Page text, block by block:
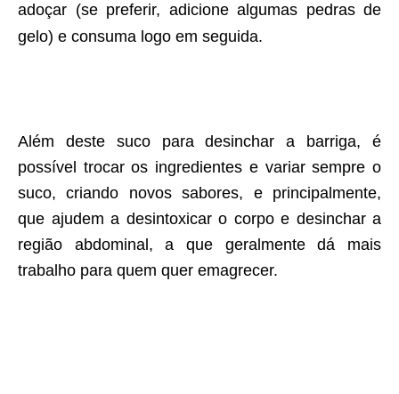
adoçar (se preferir, adicione algumas pedras de
gelo) e consuma logo em seguida.
Além deste suco para desinchar a barriga, é
possível trocar os ingredientes e variar sempre o
suco, criando novos sabores, e principalmente,
que ajudem a desintoxicar o corpo e desinchar a
região abdominal, a que geralmente dá mais
trabalho para quem quer emagrecer.